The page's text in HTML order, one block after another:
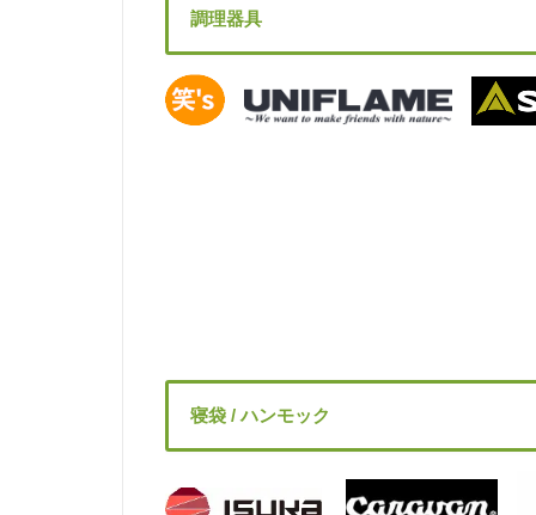
調理器具
寝袋 / ハンモック